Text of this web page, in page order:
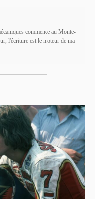
commence au Monte-
l'écriture est le moteur de ma